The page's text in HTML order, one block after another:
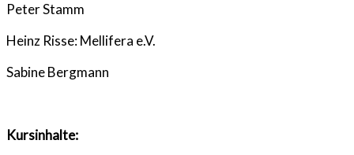
Peter Stamm
Heinz Risse: Mellifera e.V.
Sabine Bergmann
Kursinhalte: